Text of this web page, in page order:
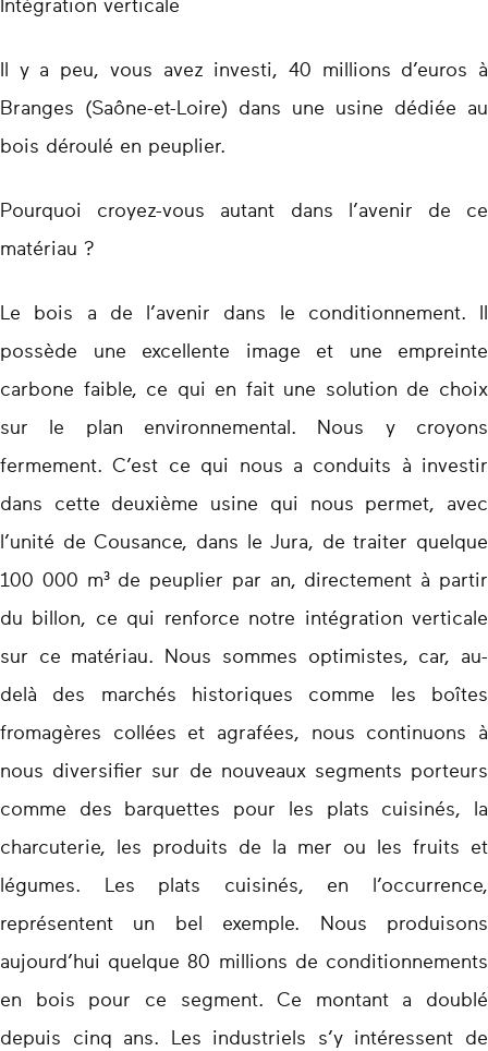
Intégration verticale
Il y a peu, vous avez investi, 40 millions d’euros à
Branges (Saône-et-Loire) dans une usine dédiée au
bois déroulé en peuplier.
Pourquoi croyez-vous autant dans l’avenir de ce
matériau ?
Le bois a de l’avenir dans le conditionnement. Il
possède une excellente image et une empreinte
carbone faible, ce qui en fait une solution de choix
sur le plan environnemental. Nous y croyons
fermement. C’est ce qui nous a conduits à investir
dans cette deuxième usine qui nous permet, avec
l’unité de Cousance, dans le Jura, de traiter quelque
100 000 m³ de peuplier par an, directement à partir
du billon, ce qui renforce notre intégration verticale
sur ce matériau. Nous sommes optimistes, car, au-
delà des marchés historiques comme les boîtes
fromagères collées et agrafées, nous continuons à
nous diversifier sur de nouveaux segments porteurs
comme des barquettes pour les plats cuisinés, la
charcuterie, les produits de la mer ou les fruits et
légumes. Les plats cuisinés, en l’occurrence,
représentent un bel exemple. Nous produisons
aujourd’hui quelque 80 millions de conditionnements
en bois pour ce segment. Ce montant a doublé
depuis cinq ans. Les industriels s’y intéressent de